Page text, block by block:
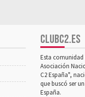
CLUBC2.ES
Esta comunidad
Asociación
C2 España",
que buscó ser
España.